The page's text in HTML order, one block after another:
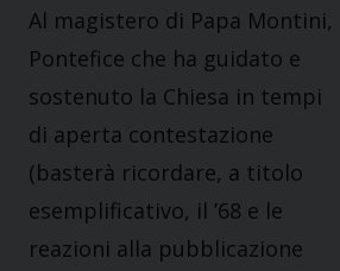
Al magistero di Papa Montini,
Pontefice che ha guidato e
sostenuto la Chiesa in tempi
di aperta contestazione
(basterà ricordare, a titolo
esemplificativo, il ’68 e le
reazioni alla pubblicazione